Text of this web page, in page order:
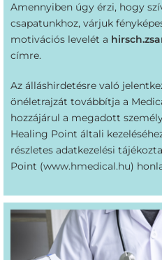
Amennyiben úgy érzi, hogy
csapatunkhoz, várjuk
motivációs levelét a
címre.
Az álláshirdetésre való
önéletrajzát továbbítja a
hozzájárul a megadott
Healing Point általi
részletes adatkezelési
Point (www.hmedical.hu)